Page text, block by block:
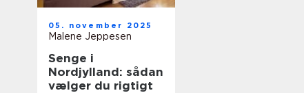
05. november 2025
Malene Jeppesen
Senge i
Nordjylland: sådan
vælger du rigtigt